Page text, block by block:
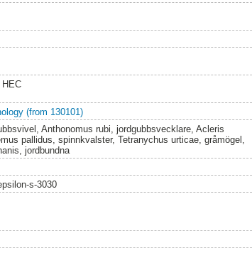
(from 130101)
Anthonomus rubi, jordgubbsvecklare, Acleris
pallidus, spinnkvalster, Tetranychus urticae, gråmögel,
jordbundna
s-3030